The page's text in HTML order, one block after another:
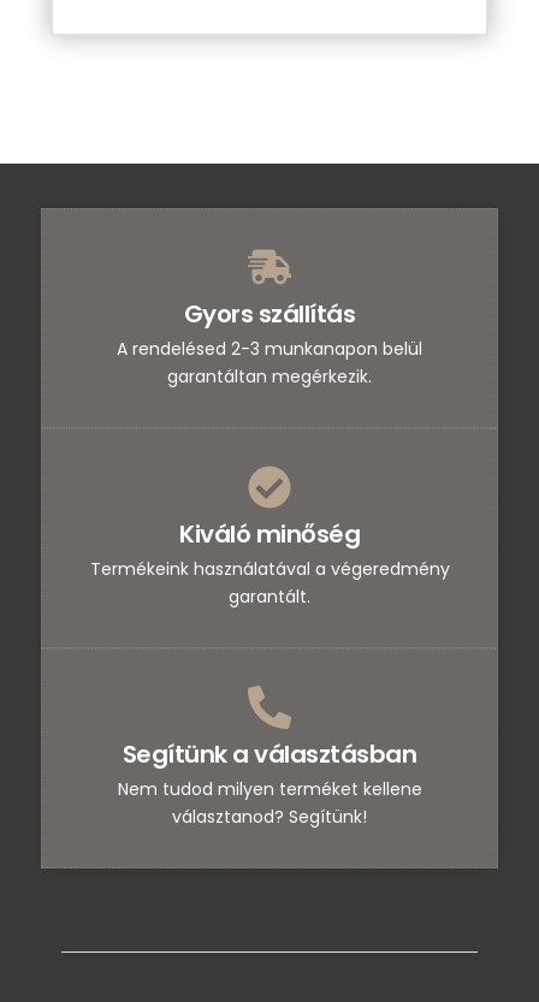
Gyors szállítás
A rendelésed 2-3 munkanapon belül
garantáltan megérkezik.
Kiváló minőség
Termékeink használatával a végeredmény
garantált.
Segítünk a választásban
Nem tudod milyen terméket kellene
választanod? Segítünk!